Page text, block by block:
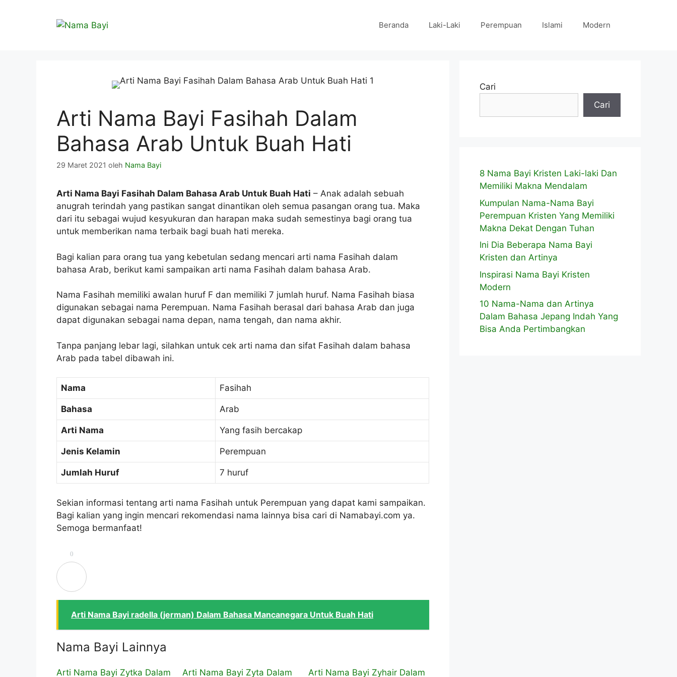
Beranda Laki-Laki Perempuan Islami Modern
Arti Nama Bayi Fasihah Dalam
Bahasa Arab Untuk Buah Hati
29 Maret 2021 oleh Nama Bayi
Arti Nama Bayi Fasihah Dalam Bahasa Arab Untuk Buah Hati – Anak adalah sebuah
anugrah terindah yang pastikan sangat dinantikan oleh semua pasangan orang tua. Maka
dari itu sebagai wujud kesyukuran dan harapan maka sudah semestinya bagi orang tua
untuk memberikan nama terbaik bagi buah hati mereka.
Bagi kalian para orang tua yang kebetulan sedang mencari arti nama Fasihah dalam
bahasa Arab, berikut kami sampaikan arti nama Fasihah dalam bahasa Arab.
Nama Fasihah memiliki awalan huruf F dan memiliki 7 jumlah huruf. Nama Fasihah biasa
digunakan sebagai nama Perempuan. Nama Fasihah berasal dari bahasa Arab dan juga
dapat digunakan sebagai nama depan, nama tengah, dan nama akhir.
Tanpa panjang lebar lagi, silahkan untuk cek arti nama dan sifat Fasihah dalam bahasa
Arab pada tabel dibawah ini.
Nama Fasihah
Bahasa Arab
Arti Nama Yang fasih bercakap
Jenis Kelamin Perempuan
Jumlah Huruf 7 huruf
Sekian informasi tentang arti nama Fasihah untuk Perempuan yang dapat kami sampaikan.
Bagi kalian yang ingin mencari rekomendasi nama lainnya bisa cari di Namabayi.com ya.
Semoga bermanfaat!
0
Arti Nama Bayi radella (jerman) Dalam Bahasa Mancanegara Untuk Buah Hati
Nama Bayi Lainnya
Arti Nama Bayi Zytka Dalam Arti Nama Bayi Zyta Dalam Arti Nama Bayi Zyhair Dalam
Cari
Cari
8 Nama Bayi Kristen Laki-laki Dan
Memiliki Makna Mendalam
Kumpulan Nama-Nama Bayi
Perempuan Kristen Yang Memiliki
Makna Dekat Dengan Tuhan
Ini Dia Beberapa Nama Bayi
Kristen dan Artinya
Inspirasi Nama Bayi Kristen
Modern
10 Nama-Nama dan Artinya
Dalam Bahasa Jepang Indah Yang
Bisa Anda Pertimbangkan